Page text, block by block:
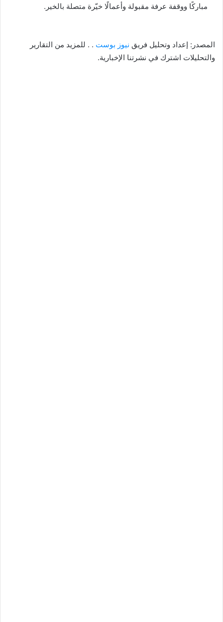
مباركًا ووقفة عرفة مقبولة وأعمالًا خيّرة متصلة بالخير.
المصدر: إعداد وتحليل فريق نيوز بوست . . للمزيد من التقارير
والتحليلات اشترك في نشرتنا الإخبارية.